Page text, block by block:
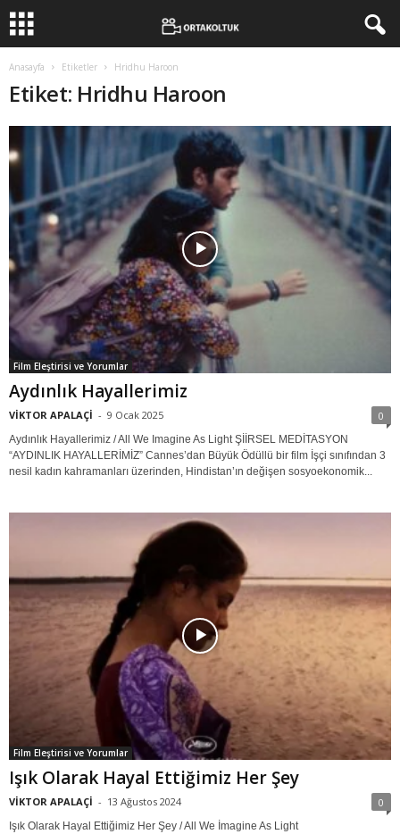
Anasayfa Etiketler Hridhu Haroon
Etiket: Hridhu Haroon
Film Eleştirisi ve Yorumlar
Aydınlık Hayallerimiz
VİKTOR APALAÇİ - 9 Ocak 2025 0
Aydınlık Hayallerimiz / All We Imagine As Light ŞİİRSEL MEDİTASYON
“AYDINLIK HAYALLERİMİZ” Cannes’dan Büyük Ödüllü bir film İşçi sınıfından 3
nesil kadın kahramanları üzerinden, Hindistan’ın değişen sosyoekonomik...
Film Eleştirisi ve Yorumlar
Işık Olarak Hayal Ettiğimiz Her Şey
VİKTOR APALAÇİ - 13 Ağustos 2024 0
Işık Olarak Hayal Ettiğimiz Her Şey / All We İmagine As Light